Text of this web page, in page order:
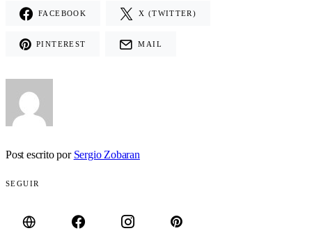
FACEBOOK X (TWITTER)
PINTEREST MAIL
Post escrito por Sergio Zobaran
SEGUIR